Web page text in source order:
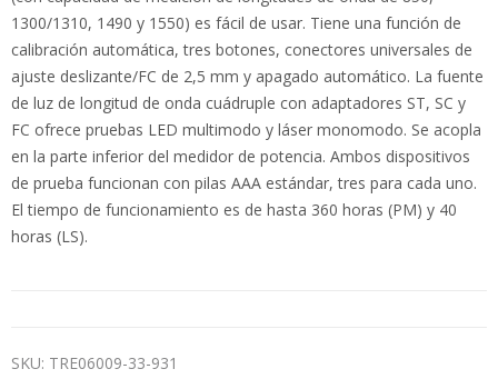
1300/1310, 1490 y 1550) es fácil de usar. Tiene una función de
calibración automática, tres botones, conectores universales de
ajuste deslizante/FC de 2,5 mm y apagado automático. La fuente
de luz de longitud de onda cuádruple con adaptadores ST, SC y
FC ofrece pruebas LED multimodo y láser monomodo. Se acopla
en la parte inferior del medidor de potencia. Ambos dispositivos
de prueba funcionan con pilas AAA estándar, tres para cada uno.
El tiempo de funcionamiento es de hasta 360 horas (PM) y 40
horas (LS).
SKU: TRE06009-33-931